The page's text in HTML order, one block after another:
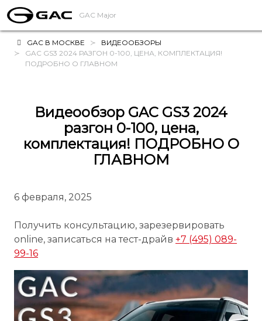
GAC Major
GAC В МОСКВЕ
ВИДЕООБЗОРЫ
GAC GS3 2024 РАЗГОН 0-100, ЦЕНА, КОМПЛЕКТАЦИЯ!
ПОДРОБНО О ГЛАВНОМ
Видеообзор GAC GS3 2024
разгон 0-100, цена,
комплектация! ПОДРОБНО О
ГЛАВНОМ
6 февраля, 2025
Получить консультацию, зарезервировать
online, записаться на тест-драйв +7 (495) 089-
99-16